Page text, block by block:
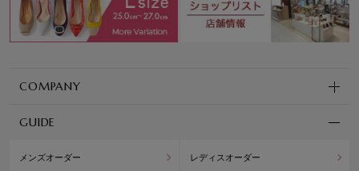
COMPANY
GUIDE
メンズオーダー レディスオーダー